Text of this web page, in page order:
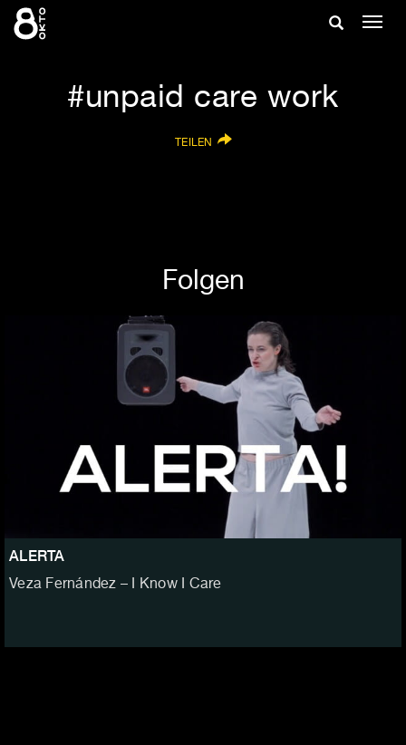
Zum
Inhalt
Suche
unpaid care work
TEILEN
Folgen
ALERTA
Veza Fernández – I Know I Care